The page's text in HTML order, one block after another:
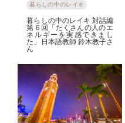
暮らしの中のレイキ
暮らしの中のレイキ 対話編
第６回「たくさんの人のエ
ネルギーを実感できまし
た」日本語教師 鈴木教子さ
ん